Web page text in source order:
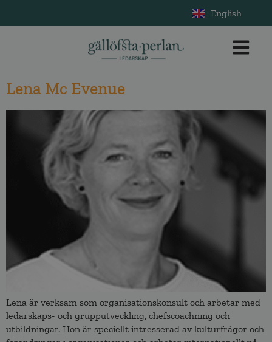
English
Lena Mc Evenue
Lena är verksam som organisationskonsult och arbetar med
ledarskaps- och grupputveckling, chefscoachning och
utbildningar. Hon är speciellt intresserad av kulturfrågor och